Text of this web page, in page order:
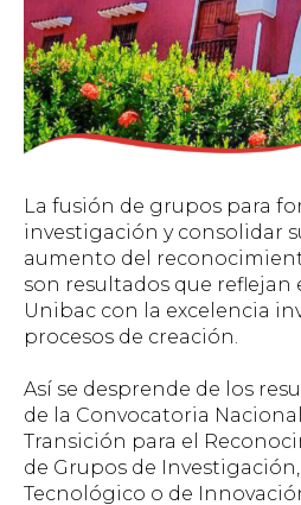
La fusión de grupos para
investigación y consolidar
aumento del
son resultados que reflejan
Unibac con la excelencia
procesos de creación.
Así se desprende de los
de la Convocatoria
Transición para el
de Grupos de
Tecnológico o de